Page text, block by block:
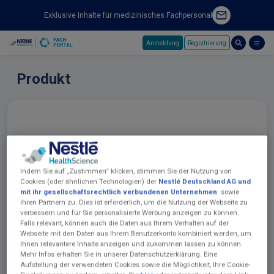
Exklusive Inhalte für medizinisches Fachpersonal
Anmeldung Registrierung
Produkt
Indem Sie auf „Zustimmen“ klicken, stimmen Sie der Nutzung von
Cookies (oder ähnlichen Technologien) der Nestlé Deutschland AG und
mit ihr gesellschaftsrechtlich verbundenen Unternehmen sowie
ihren Partnern zu. Dies ist erforderlich, um die Nutzung der Webseite zu
verbessern und für Sie personalisierte Werbung anzeigen zu können.
Falls relevant, können auch die Daten aus Ihrem Verhalten auf der
Webseite mit den Daten aus Ihrem Benutzerkonto kombiniert werden, um
Ihnen relevantere Inhalte anzeigen und zukommen lassen zu können.
Mehr Infos erhalten Sie in unserer Datenschutzerklärung. Eine
Aufstellung der verwendeten Cookies sowie die Möglichkeit, Ihre Cookie-